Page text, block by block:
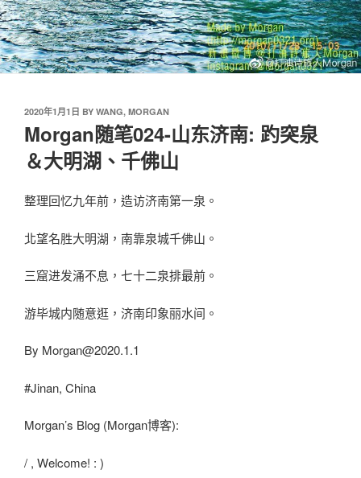
2020年1月1日 BY WANG, MORGAN
Morgan随笔024-山东济南: 趵突泉
＆大明湖、千佛山
整理回忆九年前，造访济南第一泉。
北望名胜大明湖，南靠泉城千佛山。
三窟进发涌不息，七十二泉排最前。
游毕城内随意逛，济南印象丽水间。
By Morgan@2020.1.1
#Jinan, China
Morgan’s Blog (Morgan博客):
/ , Welcome! : )